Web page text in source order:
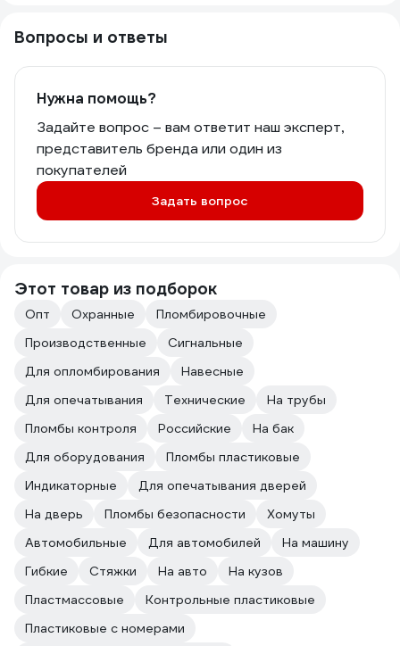
Вопросы и ответы
Нужна помощь?
Задайте вопрос – вам ответит наш эксперт,
представитель бренда или один из
покупателей
Задать вопрос
Этот товар из подборок
Опт Охранные
Пломбировочные
Производственные
Сигнальные
Для опломбирования
Навесные
Для опечатывания
Технические
На трубы
Пломбы контроля
Российские
На бак
Для оборудования
Пломбы пластиковые
Индикаторные
Для опечатывания дверей
На дверь
Пломбы безопасности
Хомуты
Автомобильные
Для автомобилей
На машину
Гибкие
Стяжки На авто
На кузов
Пластмассовые
Контрольные пластиковые
Пластиковые с номерами